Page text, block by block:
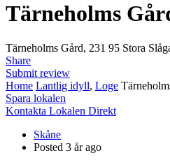
Tärneholms
Tärneholms Gård, 231 95 Stora
Share
Submit review
Home Lantlig idyll, Loge
Spara lokalen
Kontakta Lokalen Direkt
Skåne
Posted 3 år ago